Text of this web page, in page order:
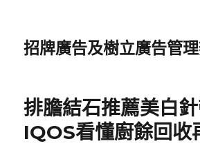
招牌廣告及樹立廣告管
排膽結石推薦美白
IQOS看懂廚餘回收